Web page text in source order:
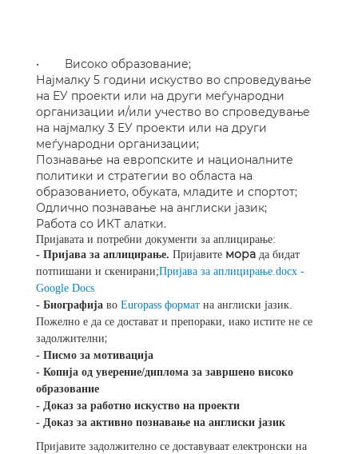
• Високо образование;
Најмалку 5 години искуство во спроведување
на ЕУ проекти или на други меѓународни
организации и/или учество во спроведување
на најмалку 3 ЕУ проекти или на други
меѓународни организации;
Познавање на европските и националните
политики и стратегии во областа на
образованието, обуката, младите и спортот;
Одлично познавање на англиски јазик;
Работа со ИКТ алатки.
Пријавата и потребни документи за аплицирање:
- Пријава за аплицирање. Пријавите мора да бидат
потпишани и скенирани;Пријава за аплицирање.docx -
Google Docs
- Биографија во Europass формат на англиски јазик.
Пожелно е да се достават и препораки, иако истите не се
задолжителни;
- Писмо за мотивација
- Копија од уверение/диплома за завршено високо
образование
- Доказ за работно искуство на проекти
- Доказ за активно познавање на англиски јазик
Пријавите задолжително се доставуваат електронски на